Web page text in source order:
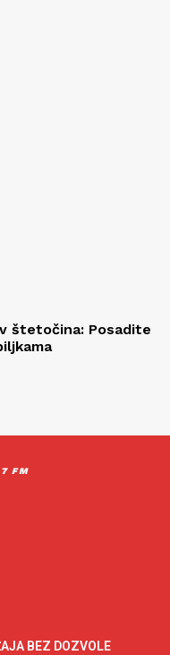
štetočina: Posadite
FM
BEZ DOZVOLE